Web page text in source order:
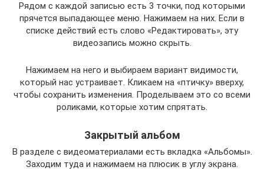
Рядом с каждой записью есть 3 точки, под которыми
прячется выпадающее меню. Нажимаем на них. Если в
списке действий есть слово «Редактировать», эту
видеозапись можно скрыть.
Нажимаем на него и выбираем вариант видимости,
который нас устраивает. Кликаем на «птичку» вверху,
чтобы сохранить изменения. Проделываем это со всеми
роликами, которые хотим спрятать.
Закрытый альбом
В разделе с видеоматериалами есть вкладка «Альбомы».
Заходим туда и нажимаем на плюсик в углу экрана.